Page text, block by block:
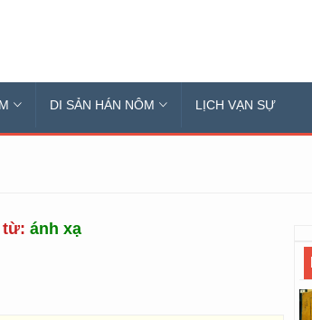
DI SẢN HÁN NÔM LỊCH VẠN SỰ
từ: ánh xạ